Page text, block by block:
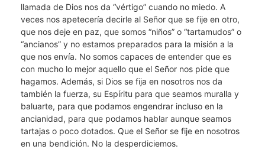
llamada de Dios nos da “vértigo” cuando no miedo. A
veces nos apetecería decirle al Señor que se fije en otro,
que nos deje en paz, que somos “niños” o “tartamudos” o
“ancianos” y no estamos preparados para la misión a la
que nos envía. No somos capaces de entender que es
con mucho lo mejor aquello que el Señor nos pide que
hagamos. Además, si Dios se fija en nosotros nos da
también la fuerza, su Espíritu para que seamos muralla y
baluarte, para que podamos engendrar incluso en la
ancianidad, para que podamos hablar aunque seamos
tartajas o poco dotados. Que el Señor se fije en nosotros
en una bendición. No la desperdiciemos.